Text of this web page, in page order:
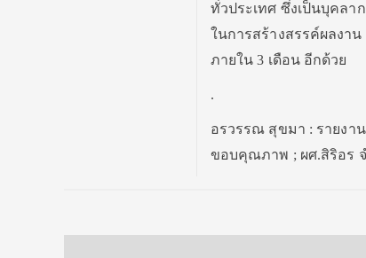
ทั่วประเทศ ซึ่งเป็นบุคล
ในการสร้างสรรค์ผลงา
ภายใน 3 เดือน อีกด้วย
.
อรวรรณ สุขมา : รายงาน
ขอบคุณภาพ ; ผศ.สิริอร